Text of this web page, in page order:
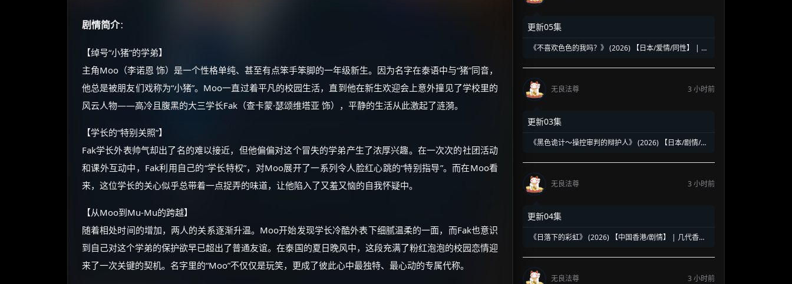
剧情简介：
【绰号“小猪”的学弟】
主角Moo（李诺恩 饰）是一个性格单纯、甚至有点笨手笨脚的一年级新生。因为名字在泰语中与“猪”同音，
他总是被朋友们戏称为“小猪”。Moo一直过着平凡的校园生活，直到他在新生欢迎会上意外撞见了学校里的
风云人物——高冷且腹黑的大三学长Fak（查卡蒙·瑟颂维塔亚 饰），平静的生活从此激起了涟漪。
【学长的“特别关照”】
Fak学长外表帅气却出了名的难以接近，但他偏偏对这个冒失的学弟产生了浓厚兴趣。在一次次的社团活动
和课外互动中，Fak利用自己的“学长特权”，对Moo展开了一系列令人脸红心跳的“特别指导”。而在Moo看
来，这位学长的关心似乎总带着一点捉弄的味道，让他陷入了又羞又恼的自我怀疑中。
【从Moo到Mu-Mu的跨越】
随着相处时间的增加，两人的关系逐渐升温。Moo开始发现学长冷酷外表下细腻温柔的一面，而Fak也意识
到自己对这个学弟的保护欲早已超出了普通友谊。在泰国的夏日晚风中，这段充满了粉红泡泡的校园恋情迎
来了一次关键的契机。名字里的“Moo”不仅仅是玩笑，更成了彼此心中最独特、最心动的专属代称。
更新05集
《不喜欢色色的我吗？》 (2026) 【日本/爱情/同性】 | 纯
轻喜剧
无良法尊
3 小时前
更新03集
《黑色诡计～操控审判的辩护人》 (2026) 【日本/剧情/悬
英雄式律政神作
无良法尊
3 小时前
更新04集
《日落下的彩虹》 (2026) 【中国香港/剧情】 | 几代香港
无良法尊 3 小时前
价格有浮动，请直接搜索查最低价！
还有支付宝现金红包、外卖红包、
优惠券、活动红包，每日可领。
☕ 海外大侠？通过 Ko-fi 赐茶